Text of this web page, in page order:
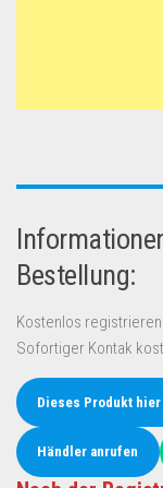
Bestellung:
Kostenlos
Sofortiger Kontak
Dieses Produkt
Händler anrufen